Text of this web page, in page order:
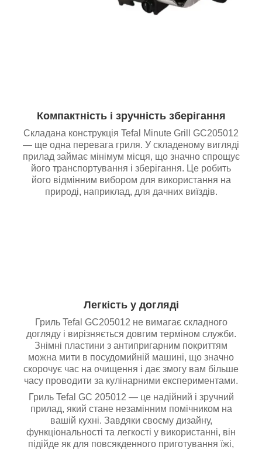
Компактність і зручність зберігання
Складана конструкція Tefal Minute Grill GC205012
— ще одна перевага гриля. У складеному вигляді
прилад займає мінімум місця, що значно спрощує
його транспортування і зберігання. Це робить
його відмінним вибором для використання на
природі, наприклад, для дачних виїздів.
Легкість у догляді
Гриль Tefal GC205012 не вимагає складного
догляду і вирізняється довгим терміном служби.
Знімні пластини з антипригарним покриттям
можна мити в посудомийній машині, що значно
скорочує час на очищення і дає змогу вам більше
часу проводити за кулінарними експериментами.
Гриль Tefal GC 205012 — це надійний і зручний
прилад, який стане незамінним помічником на
вашій кухні. Завдяки своєму дизайну,
функціональності та легкості у використанні, він
підійде як для повсякденного приготування їжі,